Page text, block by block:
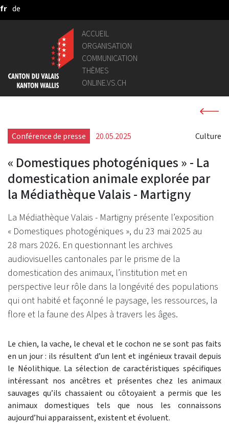
Saut au contenu principal
fr de
ACCUEIL
ORGANISATION
COMMUNICATION
THÈMES
ONLINE.VS.CH
Conférence de presse 20.05.2025 Culture
« Domestiques photogéniques » - La
domestication animale explorée par
la Médiathèque Valais - Martigny
La Médiathèque Valais - Martigny présente l’exposition
« Domestiques photogéniques », du 23 mai 2025 au
28 mars 2026. En questionnant les archives
audiovisuelles cantonales par le prisme de la
domestication des animaux, l’institution met en
perspective leur rôle dans la longévité des populations
qui ont habité et façonné le paysage, les ressources, la
flore et la faune des Alpes à travers les âges.
Le chien, la vache, le cheval et le cochon ne se sont pas faits
en un jour : ils résultent d’un lent et ingénieux travail depuis
le Néolithique. La sélection de caractéristiques spécifiques
intéressant nos ancêtres et présentes chez les animaux
sauvages qu’ils chassaient ou côtoyaient a permis que les
animaux domestiques tels que nous les connaissons
aujourd’hui apparaissent, existent et évoluent.